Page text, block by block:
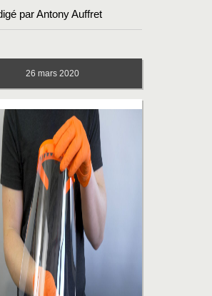
par Antony Auffret
26 mars 2020